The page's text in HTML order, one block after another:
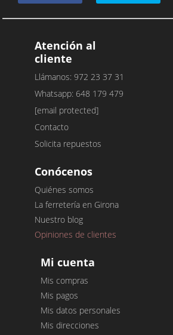
Atención al
cliente
Llámanos: 972 23 37 31
Whatsapp: 648 179 479
[email protected]
Contacto
Solicita repuestos
Conócenos
Quiénes somos
La ferretería en Girona
Nuestro blog
Opiniones de clientes
Mi cuenta
Mis compras
Mis pagos
Mis datos personales
Mis direcciones